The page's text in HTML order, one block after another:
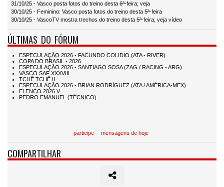
31/10/25 - Vasco posta fotos do treino desta 6ª-feira; veja
30/10/25 - Feminino: Vasco posta fotos do treino desta 5ª-feira
30/10/25 - VascoTV mostra trechos do treino desta 5ª-feira; veja vídeo
ÚLTIMAS DO FÓRUM
participe mensagens de hoje
COMPARTILHAR